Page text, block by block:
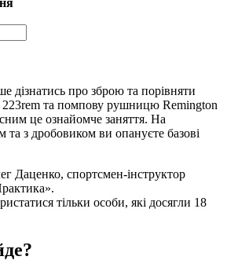
дізнатись про зброю та порівняти
223rem та помпову рушницю Remington
це ознайомче заняття. На
та з дробовиком ви опануєте базові
Даценко, спортсмен-інструктор
тільки особи, які досягли 18